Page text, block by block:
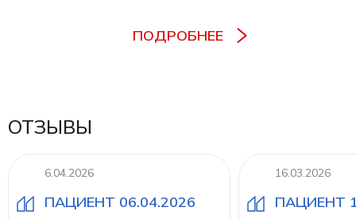
ПОДРОБНЕЕ
ОТЗЫВЫ
6.04.2026
ПАЦИЕНТ 06.04.2026
16.03.2026
ПАЦИЕНТ